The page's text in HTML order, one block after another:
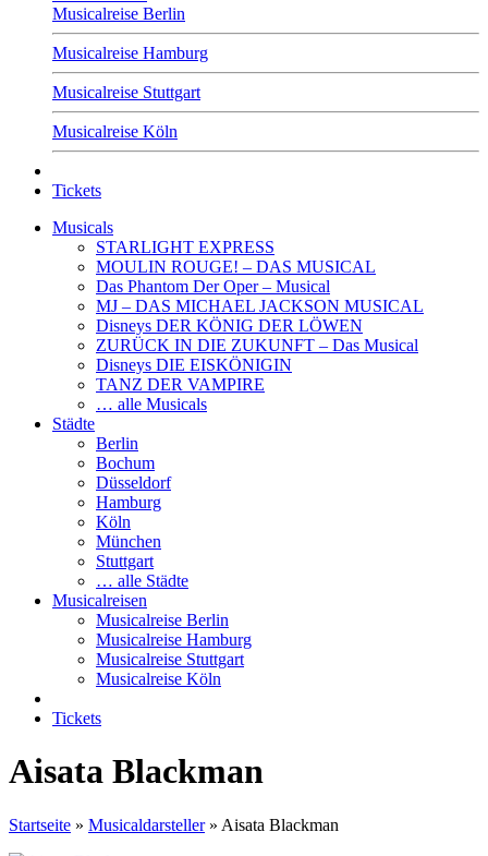
Musicalreise Berlin
Musicalreise Hamburg
Musicalreise Stuttgart
Musicalreise Köln
Tickets
Musicals
STARLIGHT EXPRESS
MOULIN ROUGE! – DAS MUSICAL
Das Phantom Der Oper – Musical
MJ – DAS MICHAEL JACKSON MUSICAL
Disneys DER KÖNIG DER LÖWEN
ZURÜCK IN DIE ZUKUNFT – Das Musical
Disneys DIE EISKÖNIGIN
TANZ DER VAMPIRE
… alle Musicals
Städte
Berlin
Bochum
Düsseldorf
Hamburg
Köln
München
Stuttgart
… alle Städte
Musicalreisen
Musicalreise Berlin
Musicalreise Hamburg
Musicalreise Stuttgart
Musicalreise Köln
Tickets
Aisata Blackman
Startseite » Musicaldarsteller» Aisata Blackman